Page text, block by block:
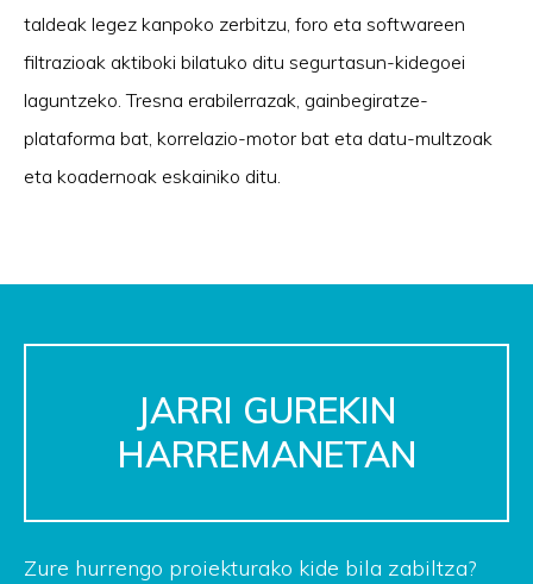
taldeak legez kanpoko zerbitzu, foro eta softwareen
filtrazioak aktiboki bilatuko ditu segurtasun-kidegoei
laguntzeko. Tresna erabilerrazak, gainbegiratze-
plataforma bat, korrelazio-motor bat eta datu-multzoak
eta koadernoak eskainiko ditu.
JARRI GUREKIN
HARREMANETAN
Zure hurrengo proiekturako kide bila zabiltza?